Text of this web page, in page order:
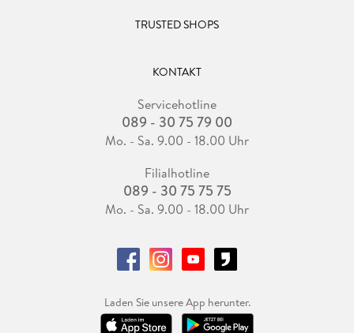
TRUSTED SHOPS
KONTAKT
Servicehotline
089 - 30 75 79 00
Mo. - Sa. 9.00 - 18.00 Uhr
Filialhotline
089 - 30 75 75 75
Mo. - Sa. 9.00 - 18.00 Uhr
Laden Sie unsere App herunter.